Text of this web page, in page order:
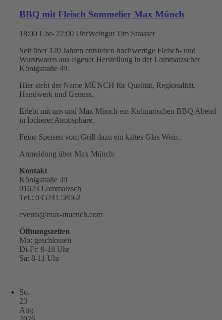
BBQ mit Fleisch Sommelier Max Münch
18:00 Uhr- 22:00 UhrWeingut Tim Strasser
Seit über 120 Jahren entstehen hochwertige Fleisch- und
Wurstwaren aus eigener Herstellung in der Lommatzscher
Königstraße 49.
Hier steht der Name MÜNCH für Qualität, Regionalität,
Handwerk und Genuss.
Erlebt mit uns und Max Münch ein Kulinarischen BBQ Abend
in lockerer Atmosphäre.
Feine Speisen vom Grill dazu ein kaltes Glas Wein..
Anmeldung über Max Münch:
Kontakt
Königstraße 49
01623 Lommatzsch
Tel.: 035241 58562
events@max-muench.com
Öffnungszeiten
Mo: geschlossen
Di-Fr: 9-18 Uhr
Sa: 8-11 Uhr
So.
23
Aug.